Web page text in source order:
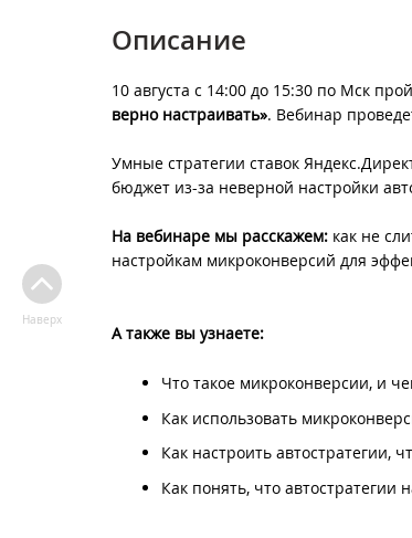
Описание
10 августа с 14:00 до 15:30 по Мск
верно настраивать». Вебинар
Умные стратегии ставок
бюджет из-за неверной настройки
На вебинаре мы расскажем: как не
настройкам микроконверсий для
А также вы узнаете:
Что такое микроконверсии, и
Как использовать
Как настроить автостратегии,
Как понять, что автостратегии
Наверх